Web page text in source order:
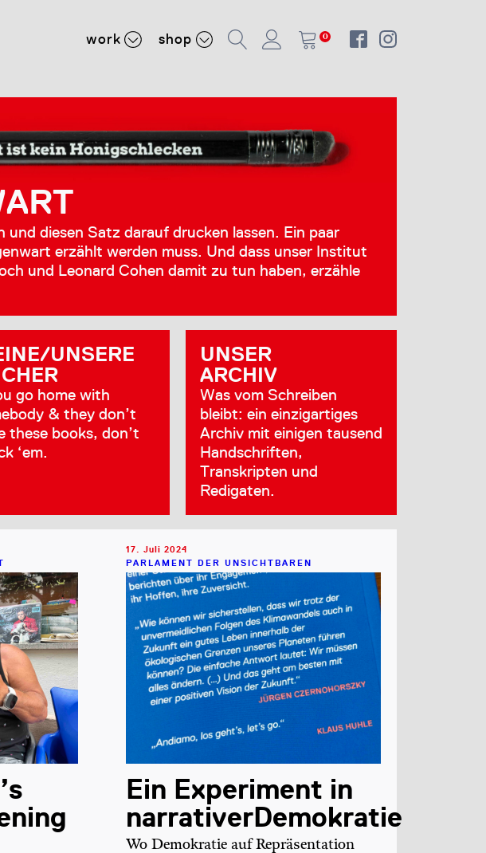
work shop 0
diesen Satz darauf drucken lassen. Ein paar
erzählt werden muss. Und dass unser Institut
und Leonard Cohen damit zu tun haben, erzähle
UNSERE
go home with
& they don’t
these books, don’t
‘em.
UNSER
ARCHIV
Was vom Schreiben
bleibt: ein einzigartiges
Archiv mit einigen tausend
Handschriften,
Transkripten und
Redigaten.
17. Juli 2024
PARLAMENT DER UNSICHTBAREN
Ein Experiment in
narrativerDemokratie
Wo Demokratie auf Repräsentation